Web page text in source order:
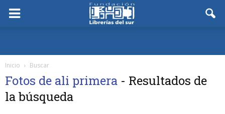
Inicio Buscar
Fotos de ali primera - Resultados de
la búsqueda